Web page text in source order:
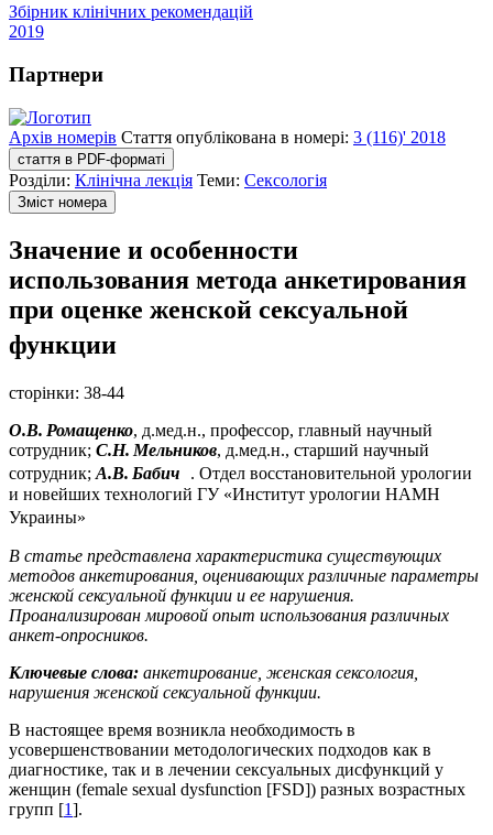
Збірник клінічних рекомендацій
2019
Партнери
Архів номерів Стаття опублікована в номері: 3 (116)' 2018
стаття в PDF-форматі
Розділи: Клінічна лекція Теми: Сексологія
Зміст номера
Значение и особенности
использования метода анкетирования
при оценке женской сексуальной
функции
сторінки: 38-44
О.В. Ромащенко, д.мед.н., профессор, главный научный
сотрудник; С.Н. Мельников, д.мед.н., старший научный
сотрудник; А.В. Бабич . Отдел восстановительной урологии
и новейших технологий ГУ «Институт урологии НАМН
Украины»
В статье представлена характеристика существующих
методов анкетирования, оценивающих различные параметры
женской сексуальной функции и ее нарушения.
Проанализирован мировой опыт использования различных
анкет-опросников.
Ключевые слова: анкетирование, женская сексология,
нарушения женской сексуальной функции.
В настоящее время возникла необходимость в
усовершенствовании методологических под­ходов как в
диагностике, так и в лечении сексуальных дисфункций у
женщин (female sexual dysfunction [FSD]) разных возрастных
групп [1].